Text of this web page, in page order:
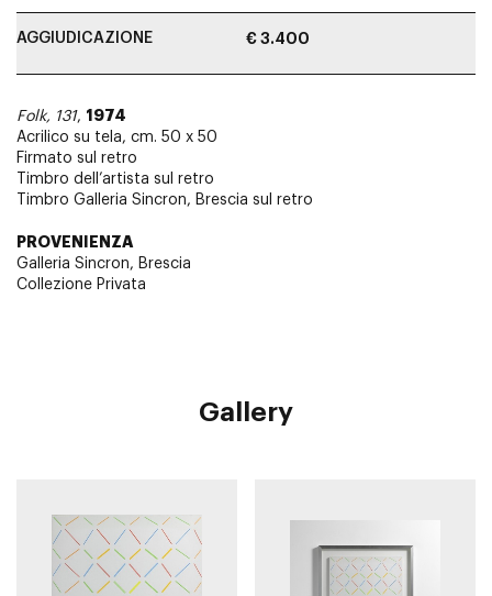
AGGIUDICAZIONE € 3.400
Folk, 131, 1974
Acrilico su tela, cm. 50 x 50
Firmato sul retro
Timbro dell’artista sul retro
Timbro Galleria Sincron, Brescia sul retro
PROVENIENZA
Galleria Sincron, Brescia
Collezione Privata
Gallery